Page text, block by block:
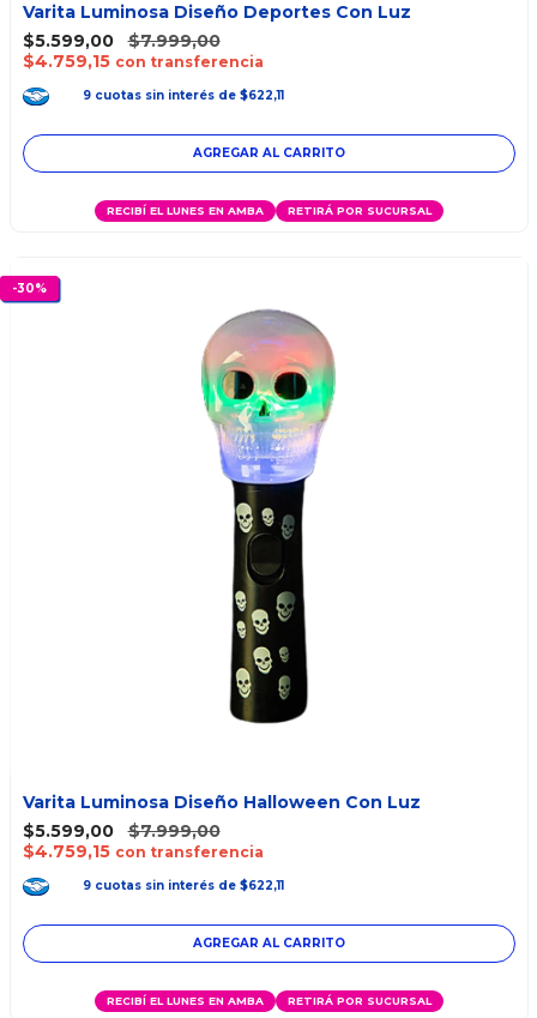
Varita Luminosa Diseño Deportes Con Luz
$5.599,00
$7.999,00
$4.759,15 con transferencia
9 cuotas sin interés de $622,11
RECIBÍ EL LUNES EN AMBA RETIRÁ POR SUCURSAL
-30%
Varita Luminosa Diseño Halloween Con Luz
$5.599,00
$7.999,00
$4.759,15 con transferencia
9 cuotas sin interés de $622,11
RECIBÍ EL LUNES EN AMBA RETIRÁ POR SUCURSAL